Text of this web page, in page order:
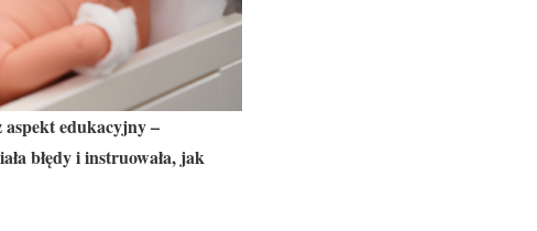
aspekt edukacyjny –
błędy i instruowała, jak